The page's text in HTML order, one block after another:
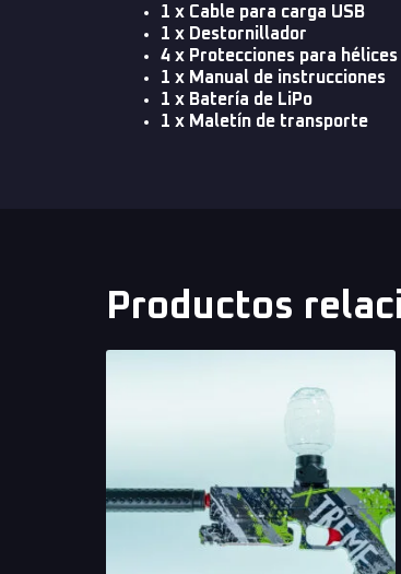
1 x Cable para carga USB
1 x Destornillador
4 x Protecciones para hélices
1 x Manual de instrucciones
1 x Batería de LiPo
1 x Maletín de transporte
Productos